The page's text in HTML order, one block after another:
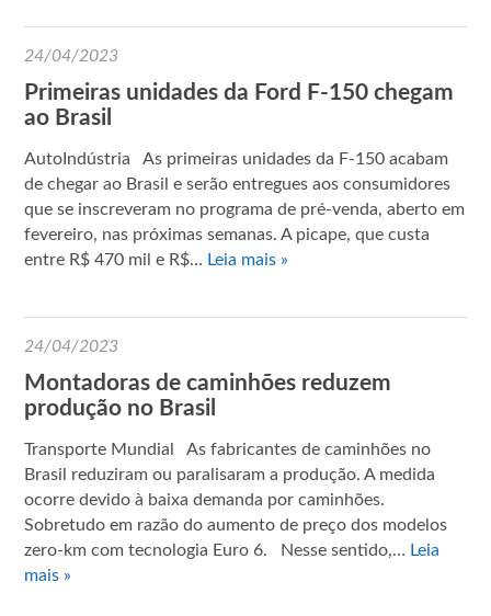
24/04/2023
Primeiras unidades da Ford F-150 chegam
ao Brasil
AutoIndústria As primeiras unidades da F-150 acabam
de chegar ao Brasil e serão entregues aos consumidores
que se inscreveram no programa de pré-venda, aberto em
fevereiro, nas próximas semanas. A picape, que custa
entre R$ 470 mil e R$… Leia mais »
24/04/2023
Montadoras de caminhões reduzem
produção no Brasil
Transporte Mundial As fabricantes de caminhões no
Brasil reduziram ou paralisaram a produção. A medida
ocorre devido à baixa demanda por caminhões.
Sobretudo em razão do aumento de preço dos modelos
zero-km com tecnologia Euro 6. Nesse sentido,… Leia
mais »